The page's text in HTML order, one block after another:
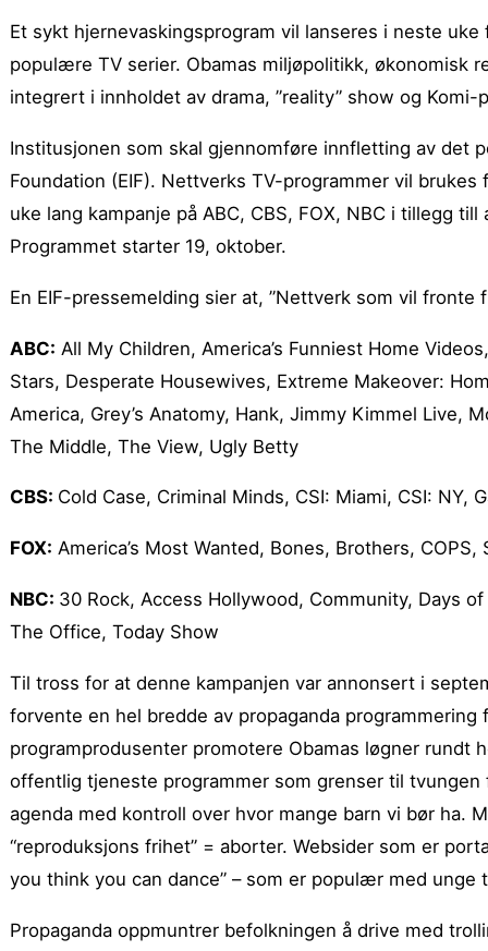
Et sykt hjernevaskingsprogram vil lanseres i neste
populære TV serier. Obamas miljøpolitikk, økonomisk
integrert i innholdet av drama, ”reality” show og Komi-
Institusjonen som skal gjennomføre innfletting av det
Foundation (EIF). Nettverks TV-programmer vil
uke lang kampanje på ABC, CBS, FOX, NBC i tillegg
Programmet starter 19, oktober.
En EIF-pressemelding sier at, ”Nettverk som vil
ABC: All My Children, America’s Funniest Home
Stars, Desperate Housewives, Extreme Makeover:
America, Grey’s Anatomy, Hank, Jimmy Kimmel Live,
The Middle, The View, Ugly Betty
CBS: Cold Case, Criminal Minds, CSI: Miami, CSI: NY,
FOX: America’s Most Wanted, Bones, Brothers,
NBC: 30 Rock, Access Hollywood, Community, Days
The Office, Today Show
Til tross for at denne kampanjen var annonsert i
forvente en hel bredde av propaganda
programprodusenter promotere Obamas løgner rundt
offentlig tjeneste programmer som grenser til
agenda med kontroll over hvor mange barn vi bør ha.
“reproduksjons frihet” = aborter. Websider som er
you think you can dance” – som er populær med unge
Propaganda oppmuntrer befolkningen å drive med